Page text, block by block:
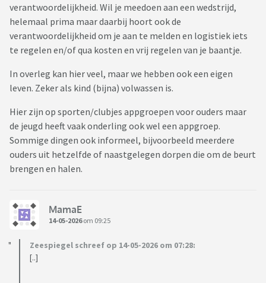
verantwoordelijkheid. Wil je meedoen aan een wedstrijd,
helemaal prima maar daarbij hoort ook de
verantwoordelijkheid om je aan te melden en logistiek iets
te regelen en/of qua kosten en vrij regelen van je baantje.
In overleg kan hier veel, maar we hebben ook een eigen
leven. Zeker als kind (bijna) volwassen is.
Hier zijn op sporten/clubjes appgroepen voor ouders maar
de jeugd heeft vaak onderling ook wel een appgroep.
Sommige dingen ook informeel, bijvoorbeeld meerdere
ouders uit hetzelfde of naastgelegen dorpen die om de beurt
brengen en halen.
MamaE
14-05-2026om 09:25
Zeespiegel schreef op 14-05-2026 om 07:28:
[..]